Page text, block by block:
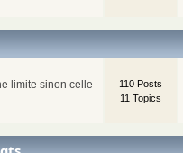
limite sinon celle
110 Posts
11 Topics